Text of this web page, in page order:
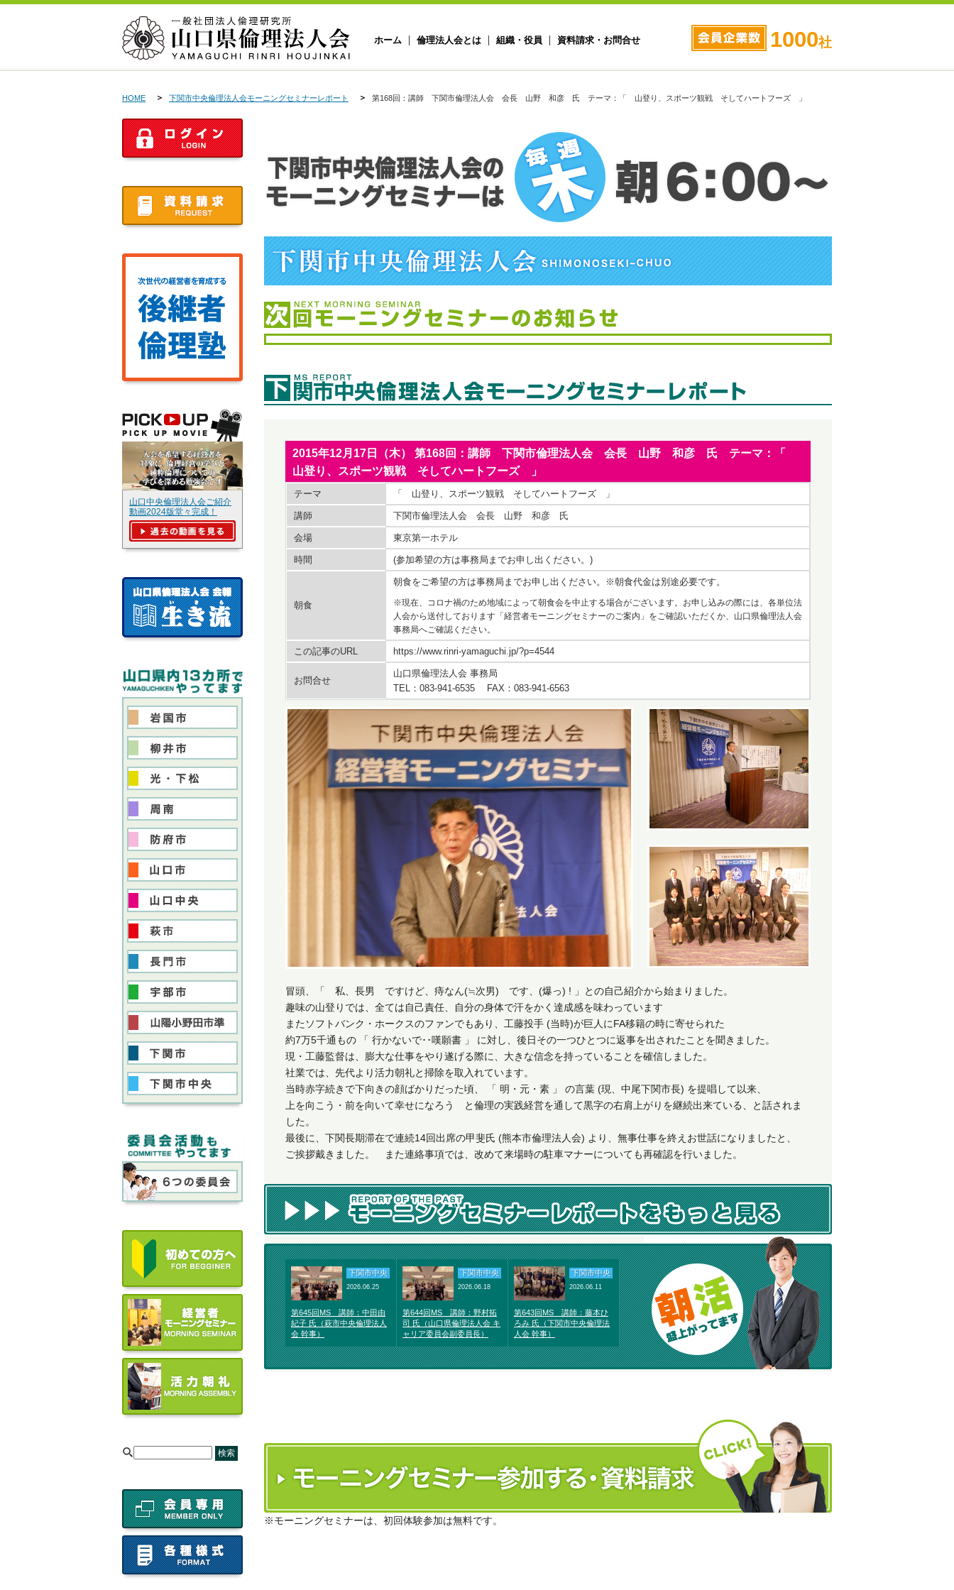
ホーム 倫理法人会とは 組織・役員 資料請求・お問合せ 1000社
HOME 下関市中央倫理法人会モーニングセミナーレポート 第168回：講師 下関市倫理法人会 会長 山野 和彦 氏 テーマ：「 山登り、スポーツ観戦 そしてハートフーズ 」
2015年12月17日（木） 第168回：講師 下関市倫理法人会 会長 山野 和彦 氏 テーマ：「
山登り、スポーツ観戦 そしてハートフーズ 」
テーマ 「 山登り、スポーツ観戦 そしてハートフーズ 」
講師 下関市倫理法人会 会長 山野 和彦 氏
会場 東京第一ホテル
時間 (参加希望の方は事務局までお申し出ください。)
朝食
朝食をご希望の方は事務局までお申し出ください。※朝食代金は別途必要です。
※現在、コロナ禍のため地域によって朝食会を中止する場合がございます。お申し込みの際には、各単位法
人会から送付しております「経営者モーニングセミナーのご案内」をご確認いただくか、山口県倫理法人会
事務局へご確認ください。
この記事のURL https://www.rinri-yamaguchi.jp/?p=4544
お問合せ
山口県倫理法人会 事務局
TEL：083-941-6535 FAX：083-941-6563
冒頭、「 私、長男 ですけど、痔なん(≒次男) です、(爆っ) ! 」との自己紹介から始まりました。
趣味の山登りでは、全ては自己責任、自分の身体で汗をかく達成感を味わっています
またソフトバンク・ホークスのファンでもあり、工藤投手 (当時)が巨人にFA移籍の時に寄せられた
約7万5千通もの 「 行かないで･･嘆願書 」 に対し、後日その一つひとつに返事を出されたことを聞きました。
現・工藤監督は、膨大な仕事をやり遂げる際に、大きな信念を持っていることを確信しました。
社業では、先代より活力朝礼と掃除を取入れています。
当時赤字続きで下向きの顔ばかりだった頃、 「 明・元・素 」 の言葉 (現、中尾下関市長) を提唱して以来、
上を向こう・前を向いて幸せになろう と倫理の実践経営を通して黒字の右肩上がりを継続出来ている、と話されま
した。
最後に、下関長期滞在で連続14回出席の甲斐氏 (熊本市倫理法人会) より、無事仕事を終えお世話になりましたと、
ご挨拶戴きました。 また連絡事項では、改めて来場時の駐車マナーについても再確認を行いました。
下関市中央
2026.06.25
第645回MS 講師：中田由
紀子 氏（萩市中央倫理法人
会 幹事）
下関市中央
2026.06.18
第644回MS 講師：野村拓
司 氏（山口県倫理法人会 キ
ャリア委員会副委員長）
下関市中央
2026.06.11
第643回MS 講師：藤本ひ
ろみ 氏（下関市中央倫理法
人会 幹事）
※モーニングセミナーは、初回体験参加は無料です。
山口中央倫理法人会ご紹介
動画2024版堂々完成！
[